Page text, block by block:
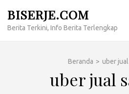
konten
BISERJE.COM
Berita Terkini, Info Berita Terlengkap
Beranda > uber
uber jual